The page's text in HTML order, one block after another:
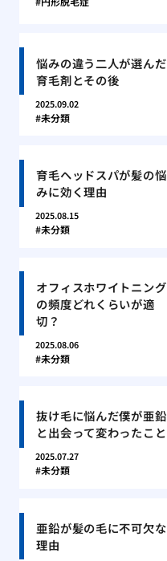
悩みの違う二人が選んだ
育毛剤とその後
2025.09.02
未分類
育毛ヘッドスパが髪の悩
みに効く理由
2025.08.15
未分類
オフィスホワイトニング
の頻度どれくらいが適
切？
2025.08.06
未分類
抜け毛に悩んだ僕が亜鉛
と出会って変わったこと
2025.07.27
未分類
亜鉛が髪の毛に不可欠な
理由